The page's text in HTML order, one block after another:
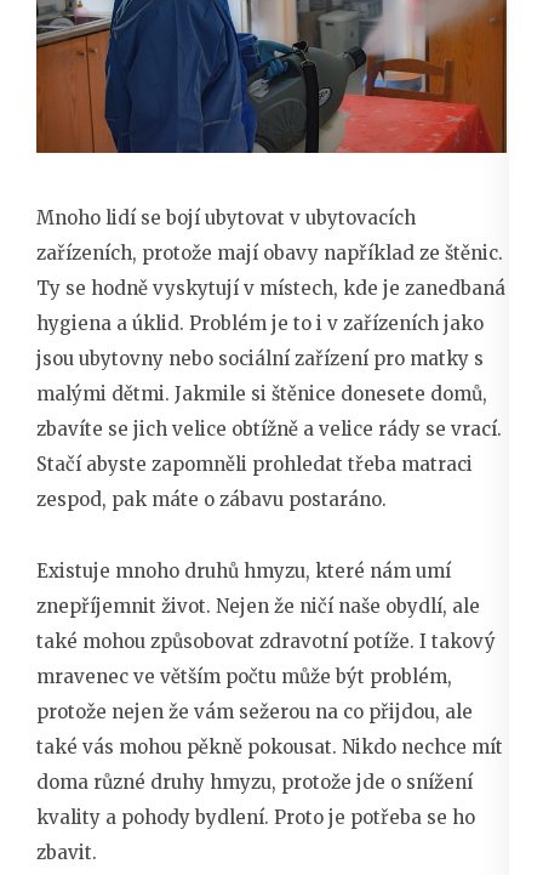
Mnoho lidí se bojí ubytovat v ubytovacích
zařízeních, protože mají obavy například ze štěnic.
Ty se hodně vyskytují v místech, kde je zanedbaná
hygiena a úklid. Problém je to i v zařízeních jako
jsou ubytovny nebo sociální zařízení pro matky s
malými dětmi. Jakmile si štěnice donesete domů,
zbavíte se jich velice obtížně a velice rády se vrací.
Stačí abyste zapomněli prohledat třeba matraci
zespod, pak máte o zábavu postaráno.
Existuje mnoho druhů hmyzu, které nám umí
znepříjemnit život. Nejen že ničí naše obydlí, ale
také mohou způsobovat zdravotní potíže. I takový
mravenec ve větším počtu může být problém,
protože nejen že vám sežerou na co přijdou, ale
také vás mohou pěkně pokousat. Nikdo nechce mít
doma různé druhy hmyzu, protože jde o snížení
kvality a pohody bydlení. Proto je potřeba se ho
zbavit.